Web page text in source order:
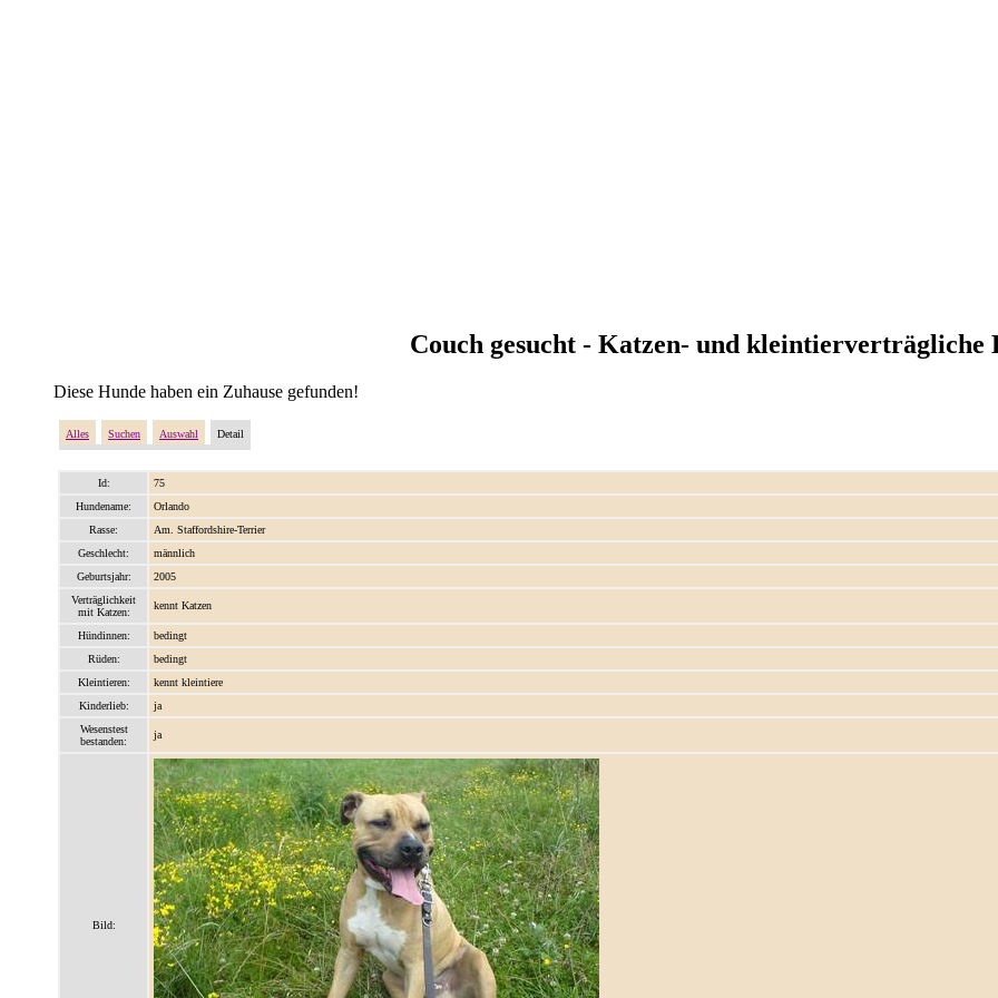
Couch gesucht - Katzen- und kleintierverträgliche
Diese Hunde haben ein Zuhause gefunden!
Alles Suchen Auswahl Detail
Id:
75
Hundename:
Orlando
Rasse:
Am. Staffordshire-Terrier
Geschlecht:
männlich
Geburtsjahr:
2005
Verträglichkeit
mit Katzen:
kennt Katzen
Hündinnen:
bedingt
Rüden:
bedingt
Kleintieren:
kennt kleintiere
Kinderlieb:
ja
Wesenstest
bestanden:
ja
Bild: